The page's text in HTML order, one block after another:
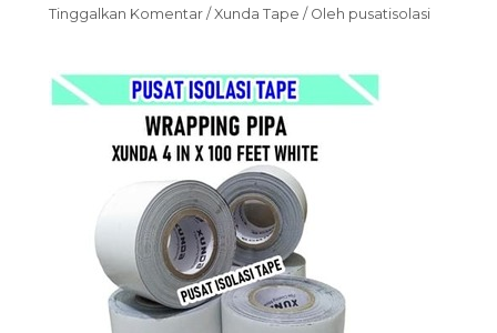
Tinggalkan Komentar /Xunda Tape / Oleh pusatisolasi